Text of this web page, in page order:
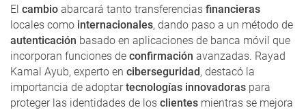
El cambio abarcará tanto transferencias financieras
locales como internacionales, dando paso a un método de
autenticación basado en aplicaciones de banca móvil que
incorporan funciones de confirmación avanzadas. Rayad
Kamal Ayub, experto en ciberseguridad, destacó la
importancia de adoptartecnologías innovadoras para
proteger las identidades de los clientes mientras se mejora